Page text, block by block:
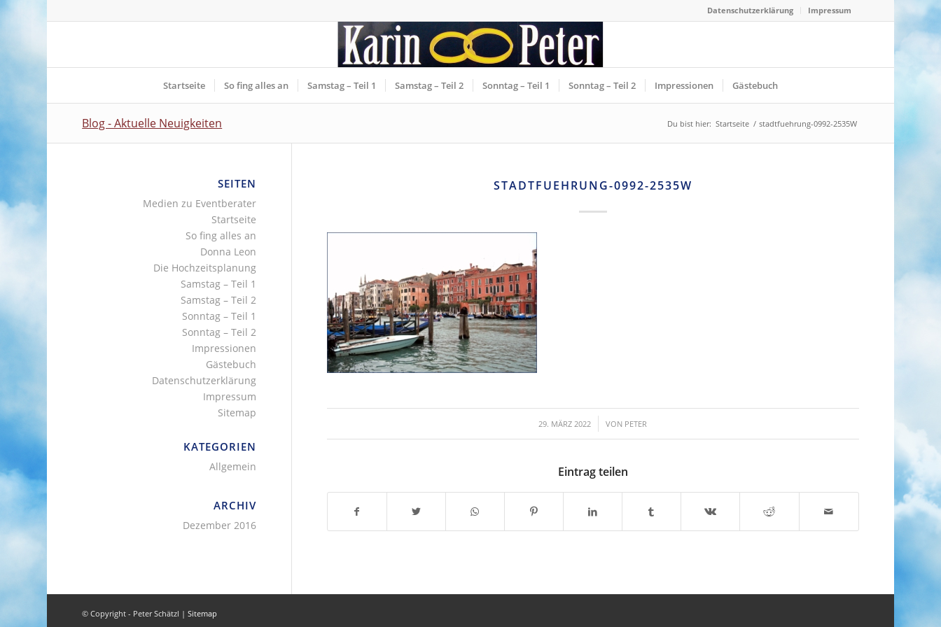
Datenschutzerklärung Impressum
Startseite So fing alles an Samstag – Teil 1 Samstag – Teil 2 Sonntag – Teil 1 Sonntag – Teil 2 Impressionen Gästebuch
Blog - Aktuelle Neuigkeiten Du bist hier: Startseite / stadtfuehrung-0992-2535W
STADTFUEHRUNG-0992-2535W
29. MÄRZ 2022
/ VON PETER
Eintrag teilen
SEITEN
Medien zu Eventberater
Startseite
So fing alles an
Donna Leon
Die Hochzeitsplanung
Samstag – Teil 1
Samstag – Teil 2
Sonntag – Teil 1
Sonntag – Teil 2
Impressionen
Gästebuch
Datenschutzerklärung
Impressum
Sitemap
KATEGORIEN
Allgemein
ARCHIV
Dezember 2016
© Copyright - Peter Schätzl |Sitemap